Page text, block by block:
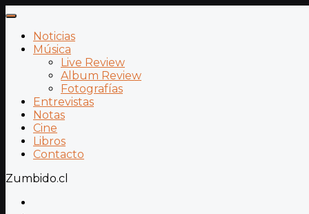
Noticias
Música
Live Review
Album Review
Fotografías
Entrevistas
Notas
Cine
Libros
Contacto
Zumbido.cl